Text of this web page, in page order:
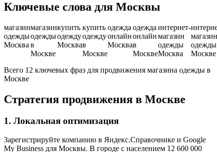
Ключевые слова для Москвы
магазин
одежды
Москва
магазин
одежды
в
Москве
купить
одежду
Москва
купить
одежду
в
Москве
одежда
онлайн
Москва
одежда
онлайн
в
Москве
интернет-
магазин
одежды
Москва
магазин
Москве
Всего 12 ключевых фраз для продвижения магазина одежды в
Москве
Стратегия продвижения в Москве
1. Локальная оптимизация
Зарегистрируйте компанию в Яндекс.Справочнике и Google
My Business для Москвы. В городе с населением 12 600 000